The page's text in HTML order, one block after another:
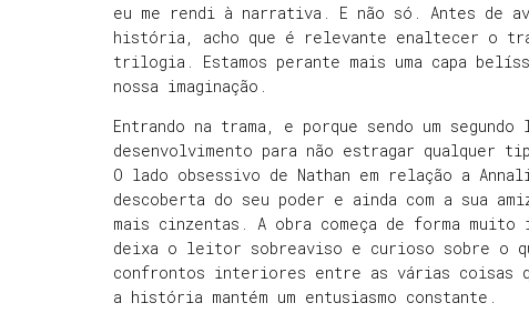
eu me rendi à narrativa. E não só. Antes de
história, acho que é relevante enaltecer o
trilogia. Estamos perante mais uma capa
nossa imaginação.
Entrando na trama, e porque sendo um
desenvolvimento para não estragar qualquer
O lado obsessivo de Nathan em relação a
descoberta do seu poder e ainda com a sua
mais cinzentas. A obra começa de forma muito
deixa o leitor sobreaviso e curioso sobre o
confrontos interiores entre as várias coisas
a história mantém um entusiasmo constante.